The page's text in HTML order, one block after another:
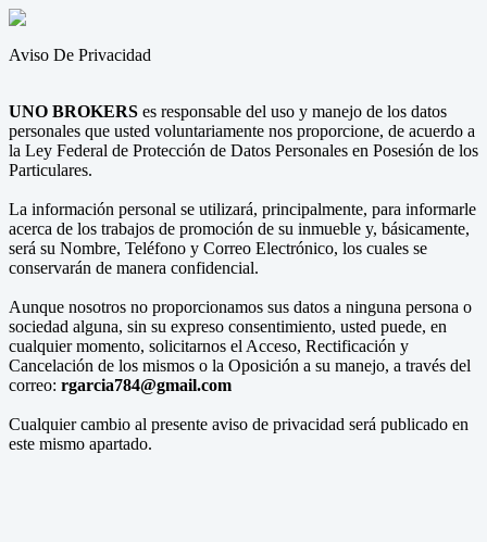
Aviso De Privacidad
UNO BROKERS es responsable del uso y manejo de los datos
personales que usted voluntariamente nos proporcione, de acuerdo a
la Ley Federal de Protección de Datos Personales en Posesión de los
Particulares.
La información personal se utilizará, principalmente, para informarle
acerca de los trabajos de promoción de su inmueble y, básicamente,
será su Nombre, Teléfono y Correo Electrónico, los cuales se
conservarán de manera confidencial.
Aunque nosotros no proporcionamos sus datos a ninguna persona o
sociedad alguna, sin su expreso consentimiento, usted puede, en
cualquier momento, solicitarnos el Acceso, Rectificación y
Cancelación de los mismos o la Oposición a su manejo, a través del
correo: rgarcia784@gmail.com
Cualquier cambio al presente aviso de privacidad será publicado en
este mismo apartado.